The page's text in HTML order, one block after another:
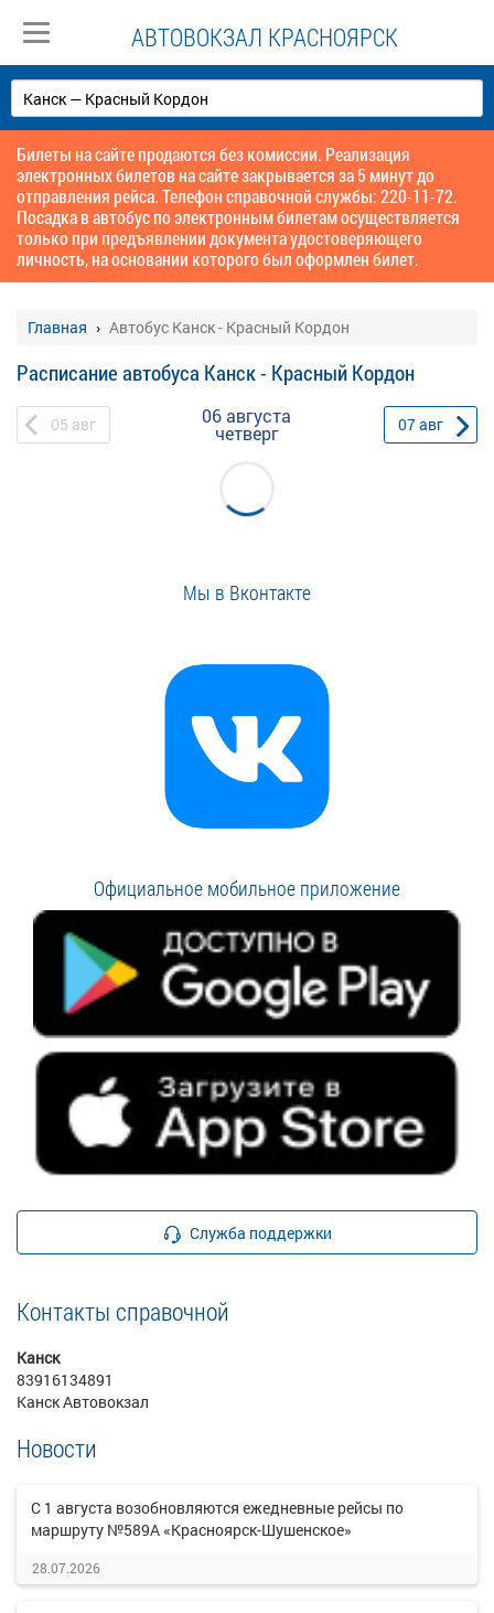
АВТОВОКЗАЛ КРАСНОЯРСК
Билеты на сайте продаются без комиссии. Реализация
электронных билетов на сайте закрывается за 5 минут до
отправления рейса. Телефон справочной службы: 220-11-72.
Посадка в автобус по электронным билетам осуществляется
только при предъявлении документа удостоверяющего
личность, на основании которого был оформлен билет.
Главная Автобус Канск - Красный Кордон
Расписание автобуса Канск - Красный Кордон
05 авг 06 августа
четверг 07авг
Мы в Вконтакте
Официальное мобильное приложение
Служба поддержки
Контакты справочной
Канск
83916134891
Канск Автовокзал
Новости
С 1 августа возобновляются ежедневные рейсы по
маршруту №589А «Красноярск-Шушенское»
28.07.2026